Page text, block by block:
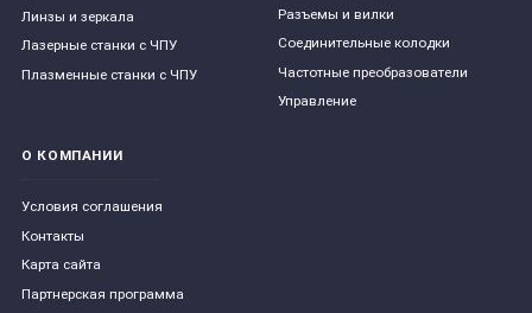
Линзы и зеркала
Лазерные станки с ЧПУ
Плазменные станки с ЧПУ
Разъемы и вилки
Соединительные колодки
Частотные преобразователи
Управление
О КОМПАНИИ
Условия соглашения
Контакты
Карта сайта
Партнерская программа